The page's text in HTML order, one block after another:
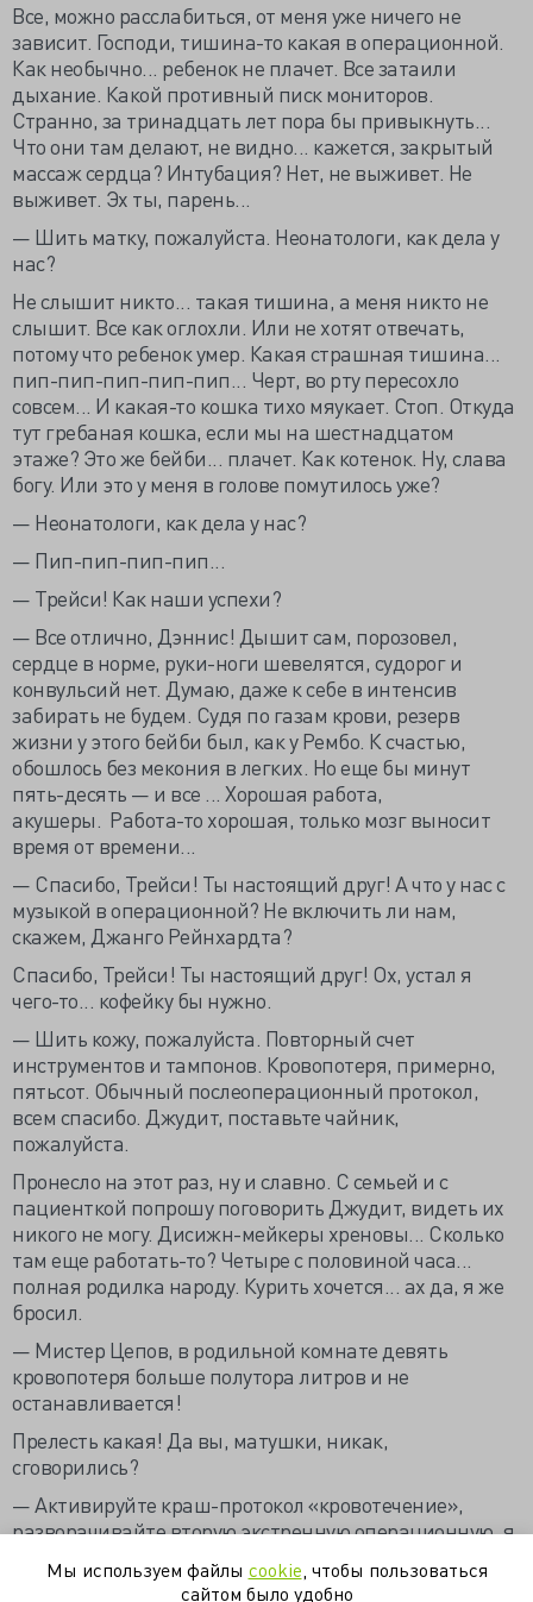
Все, можно расслабиться, от меня уже ничего не
зависит. Господи, тишина-то какая в операционной.
Как необычно... ребенок не плачет. Все затаили
дыхание. Какой противный писк мониторов.
Странно, за тринадцать лет пора бы привыкнуть...
Что они там делают, не видно... кажется, закрытый
массаж сердца? Интубация? Нет, не выживет. Не
выживет. Эх ты, парень...
— Шить матку, пожалуйста. Неонатологи, как дела у
нас?
Не слышит никто... такая тишина, а меня никто не
слышит. Все как оглохли. Или не хотят отвечать,
потому что ребенок умер. Какая страшная тишина...
пип-пип-пип-пип-пип... Черт, во рту пересохло
совсем... И какая-то кошка тихо мяукает. Стоп. Откуда
тут гребаная кошка, если мы на шестнадцатом
этаже? Это же бейби... плачет. Как котенок. Ну, слава
богу. Или это у меня в голове помутилось уже?
— Неонатологи, как дела у нас?
— Пип-пип-пип-пип...
— Трейси! Как наши успехи?
— Все отлично, Дэннис! Дышит сам, порозовел,
сердце в норме, руки-ноги шевелятся, судорог и
конвульсий нет. Думаю, даже к себе в интенсив
забирать не будем. Судя по газам крови, резерв
жизни у этого бейби был, как у Рембо. К счастью,
обошлось без мекония в легких. Но еще бы минут
пять-десять — и все ... Хорошая работа,
акушеры. Работа-то хорошая, только мозг выносит
время от времени...
— Спасибо, Трейси! Ты настоящий друг! А что у нас с
музыкой в операционной? Не включить ли нам,
скажем, Джанго Рейнхардта?
Спасибо, Трейси! Ты настоящий друг! Ох, устал я
чего-то... кофейку бы нужно.
— Шить кожу, пожалуйста. Повторный счет
инструментов и тампонов. Кровопотеря, примерно,
пятьсот. Обычный послеоперационный протокол,
всем спасибо. Джудит, поставьте чайник,
пожалуйста.
Пронесло на этот раз, ну и славно. С семьей и с
пациенткой попрошу поговорить Джудит, видеть их
никого не могу. Дисижн-мейкеры хреновы... Сколько
там еще работать-то? Четыре с половиной часа...
полная родилка народу. Курить хочется... ах да, я же
бросил.
— Мистер Цепов, в родильной комнате девять
кровопотеря больше полутора литров и не
останавливается!
Прелесть какая! Да вы, матушки, никак,
сговорились?
— Активируйте краш-протокол «кровотечение»,
разворачивайте вторую экстренную операционную, я
Ну, сейчас начнется... правда... весело будет...
Мы используем файлы cookie , чтобы пользоваться
сайтом было удобно